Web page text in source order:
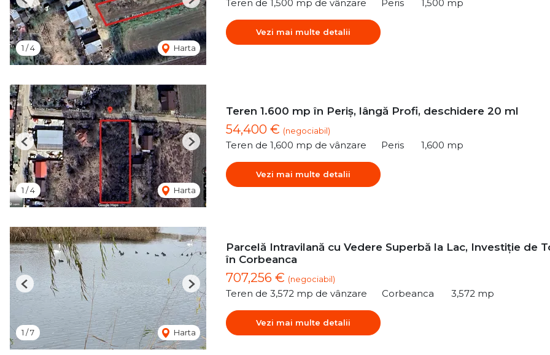
1 /4 Harta
Previous Next Teren de 1,500 mp de vânzare Peris 1,500 mp
Vezi mai multe detalii
1 /4 Harta
Previous Next
Teren 1.600 mp în Periș, lângă Profi, deschidere 20 ml
54,400 € (negociabil)
Teren de 1,600 mp de vânzare Peris 1,600 mp
Vezi mai multe detalii
1 /7 Harta
Previous Next
Parcelă Intravilană cu Vedere Superbă la Lac, Investiție de
în Corbeanca
707,256 € (negociabil)
Teren de 3,572 mp de vânzare Corbeanca 3,572 mp
Vezi mai multe detalii